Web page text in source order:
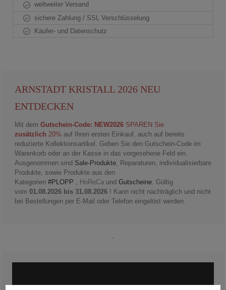
weltweiter Versand
sichere Zahlung / SSL Verschlüsselung
Käufer- und Datenschutz
ARNSTADT KRISTALL 2026 NEU
ENTDECKEN
Mit dem Gutschein-Code: NEW2026 SPAREN Sie
zusätzlich 20% auf Ihren ersten Einkauf, auch auf bereits
reduzierte Kollektionsartikel. Geben Sie den Gutschein-Code im
Warenkorb oder an der Kasse in das vorgesehene Feld ein.
Ausgenommen sind Sale-Produkte, Reparaturen, individualisierbare
Produkte, sowie Produkte aus den
Kategorien #PLOPP , HoReCa und Gutscheine. Gültig
vom 01.08.2026 bis 31.08.2026 ! Kann nicht nachträglich und nicht
bei Bestellungen per E-Mail oder Telefon eingelöst werden.
.